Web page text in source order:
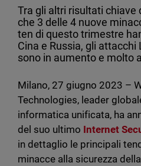
Tra gli altri risultati chiave
che 3 delle 4 nuove
ten di questo trimestre
Cina e Russia, gli
sono in aumento e molto
Milano, 27 giugno 2023 –
Technologies, leader
informatica unificata, ha
del suo ultimo Internet
in dettaglio le principali
minacce alla sicurezza